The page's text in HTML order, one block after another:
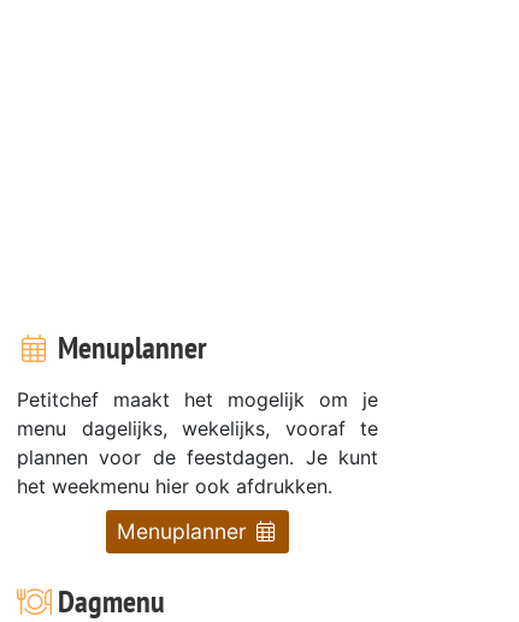
Menuplanner
Petitchef maakt het mogelijk om je
menu dagelijks, wekelijks, vooraf te
plannen voor de feestdagen. Je kunt
het weekmenu hier ook afdrukken.
Menuplanner
Dagmenu